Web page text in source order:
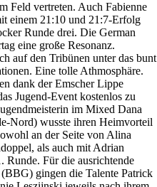
Feld vertreten. Auch Fabienne
einem 21:10 und 21:7-Erfolg
Runde drei. Die German
eine große Resonanz.
auf den Tribünen unter das bunt
Eine tolle Athmosphäre.
dank der Emscher Lippe
Jugend-Event kostenlos zu
im Mixed Dana
Nord) wusste ihren Heimvorteil
an der Seite von Alina
als auch mit Adrian
Für die ausrichtende
gingen die Talente Patrick